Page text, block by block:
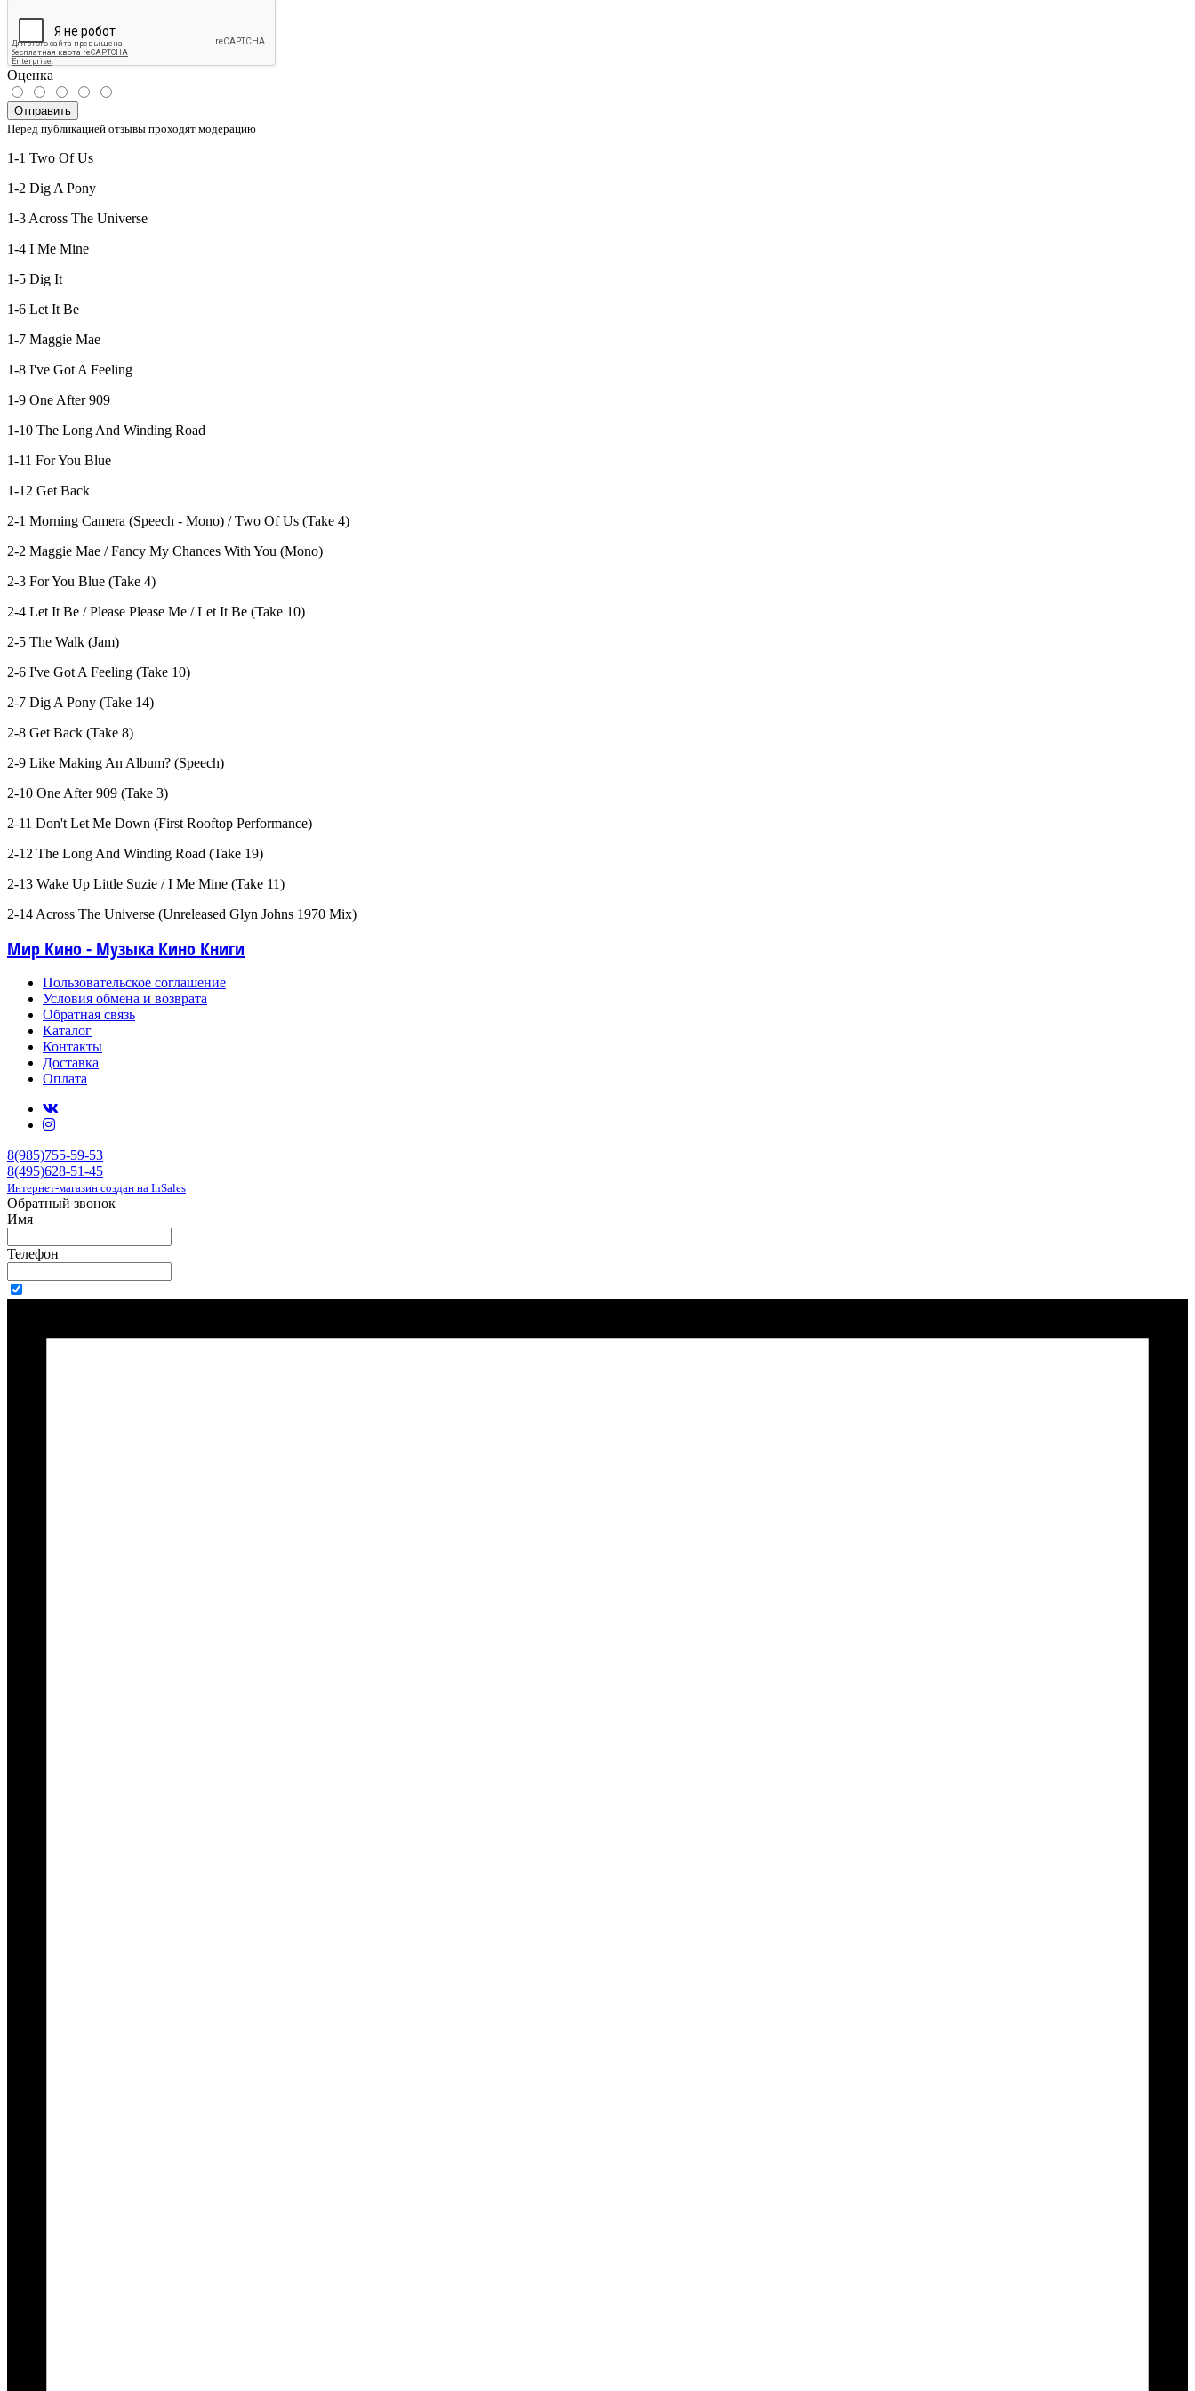
Оценка
Отправить
Перед публикацией отзывы проходят модерацию
1-1 Two Of Us
1-2 Dig A Pony
1-3 Across The Universe
1-4 I Me Mine
1-5 Dig It
1-6 Let It Be
1-7 Maggie Mae
1-8 I've Got A Feeling
1-9 One After 909
1-10 The Long And Winding Road
1-11 For You Blue
1-12 Get Back
2-1 Morning Camera (Speech - Mono) / Two Of Us (Take 4)
2-2 Maggie Mae / Fancy My Chances With You (Mono)
2-3 For You Blue (Take 4)
2-4 Let It Be / Please Please Me / Let It Be (Take 10)
2-5 The Walk (Jam)
2-6 I've Got A Feeling (Take 10)
2-7 Dig A Pony (Take 14)
2-8 Get Back (Take 8)
2-9 Like Making An Album? (Speech)
2-10 One After 909 (Take 3)
2-11 Don't Let Me Down (First Rooftop Performance)
2-12 The Long And Winding Road (Take 19)
2-13 Wake Up Little Suzie / I Me Mine (Take 11)
2-14 Across The Universe (Unreleased Glyn Johns 1970 Mix)
Мир Кино - Музыка Кино Книги
Пользовательское соглашение
Условия обмена и возврата
Обратная связь
Каталог
Контакты
Доставка
Оплата
8(985)755-59-53
8(495)628-51-45
Интернет-магазин создан на InSales
Обратный звонок
Имя
Телефон